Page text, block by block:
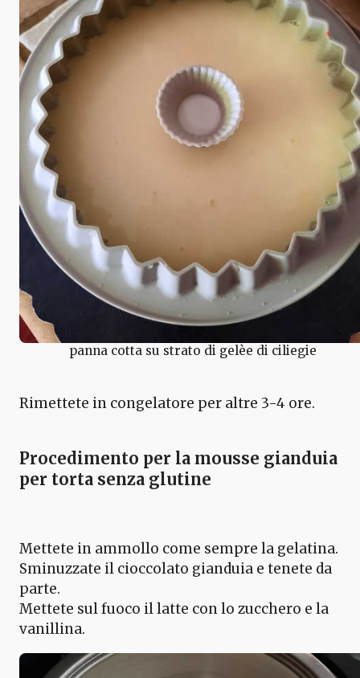
panna cotta su strato di gelèe di ciliegie
Rimettete in congelatore per altre 3-4 ore.
Procedimento per la mousse gianduia
per torta senza glutine
Mettete in ammollo come sempre la gelatina.
Sminuzzate il cioccolato gianduia e tenete da
parte.
Mettete sul fuoco il latte con lo zucchero e la
vanillina.